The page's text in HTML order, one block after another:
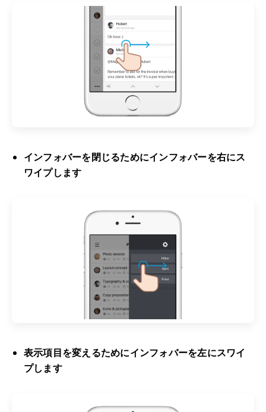
インフォバーを閉じるためにインフォバーを右にス
ワイプします
表示項目を変えるためにインフォバーを左にスワイ
プします